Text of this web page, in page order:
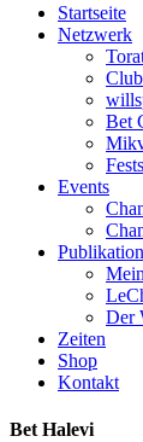
Close
Menu
Startseite
Netzwerk
Bet
Events
Der
Zeiten
Shop
Kontakt
Bet Halevi